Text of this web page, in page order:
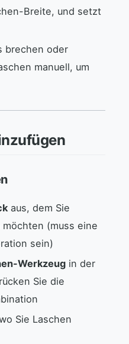
Breite, und setzt
brechen oder
manuell, um
aus, dem Sie
(muss eine
sein)
Werkzeug in der
Sie die
Sie Laschen